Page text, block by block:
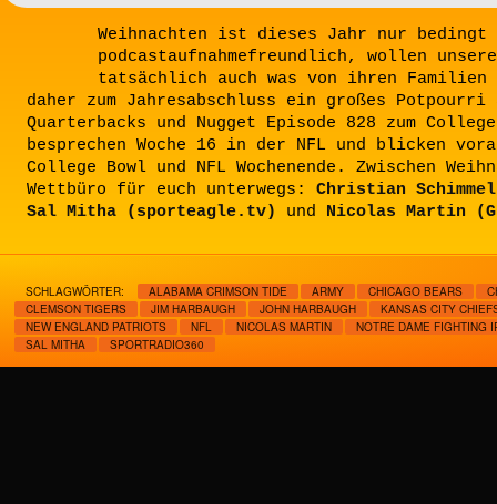
Weihnachten ist dieses Jahr nur bedingt
podcastaufnahmefreundlich, wollen
tatsächlich auch was von ihren Familien
daher zum Jahresabschluss ein großes Potpourri
Quarterbacks und Nugget Episode 828 zum
besprechen Woche 16 in der NFL und blicken
College Bowl und NFL Wochenende. Zwischen
Wettbüro für euch unterwegs: Christian
Sal Mitha (sporteagle.tv)
und Nicolas Martin
SCHLAGWÖRTER: ALABAMA CRIMSON TIDE ARMY CHICAGO BEARS
CLEMSON TIGERS
JIM HARBAUGH JOHN HARBAUGH
KANSAS CITY
NEW ENGLAND PATRIOTS
NFL NICOLAS MARTIN
NOTRE DAME FIGHTING
SAL MITHA
SPORTRADIO360